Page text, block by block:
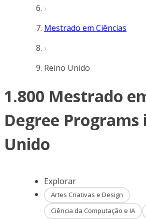
Mestrado em Ciências
Reino Unido
1.800 Mestrado
Degree Programs
Unido
Explorar
Artes Criativas e Design
Ciência da Computação e IA